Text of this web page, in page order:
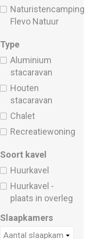
Naturistencamping
Flevo Natuur
Type
Aluminium
stacaravan
Houten
stacaravan
Chalet
Recreatiewoning
Soort kavel
Huurkavel
Huurkavel -
plaats in overleg
Slaapkamers